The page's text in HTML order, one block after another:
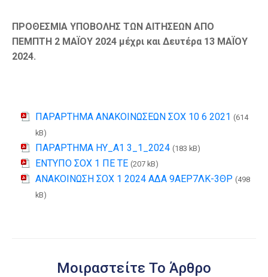
ΠΡΟΘΕΣΜΙΑ ΥΠΟΒΟΛΗΣ ΤΩΝ ΑΙΤΗΣΕΩΝ ΑΠΟ
ΠΕΜΠΤΗ 2 ΜΑΪΟΥ 2024 μέχρι και Δευτέρα 13 ΜΑΪΟΥ
2024.
ΠΑΡΑΡΤΗΜΑ ΑΝΑΚΟΙΝΩΣΕΩΝ ΣΟΧ 10 6 2021 (614
kB)
ΠΑΡΑΡΤΗΜΑ ΗΥ_A1 3_1_2024 (183 kB)
ΕΝΤΥΠΟ ΣΟΧ 1 ΠΕ ΤΕ (207 kB)
ΑΝΑΚΟΙΝΩΣΗ ΣΟΧ 1 2024 ΑΔΑ 9ΑΕΡ7ΛΚ-3ΘΡ (498
kB)
Μοιραστείτε Το Άρθρο